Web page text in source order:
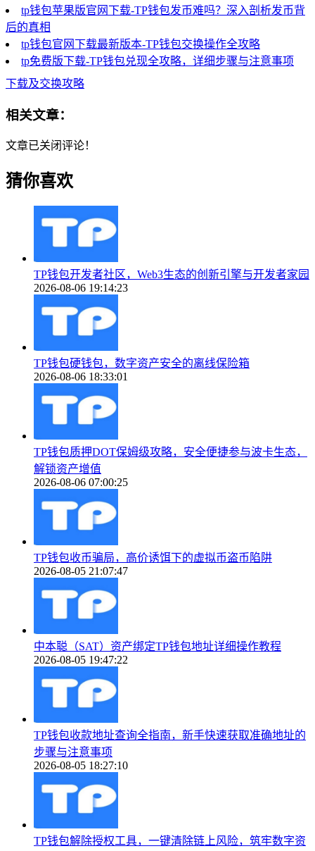
tp钱包苹果版官网下载-TP钱包发币难吗？深入剖析发币背
后的真相
tp钱包官网下载最新版本-TP钱包交换操作全攻略
tp免费版下载-TP钱包兑现全攻略，详细步骤与注意事项
下载及交换攻略
相关文章：
文章已关闭评论！
猜你喜欢
TP钱包开发者社区，Web3生态的创新引擎与开发者家园
2026-08-06 19:14:23
TP钱包硬钱包，数字资产安全的离线保险箱
2026-08-06 18:33:01
TP钱包质押DOT保姆级攻略，安全便捷参与波卡生态，
解锁资产增值
2026-08-06 07:00:25
TP钱包收币骗局，高价诱饵下的虚拟币盗币陷阱
2026-08-05 21:07:47
中本聪（SAT）资产绑定TP钱包地址详细操作教程
2026-08-05 19:47:22
TP钱包收款地址查询全指南，新手快速获取准确地址的
步骤与注意事项
2026-08-05 18:27:10
TP钱包解除授权工具，一键清除链上风险，筑牢数字资